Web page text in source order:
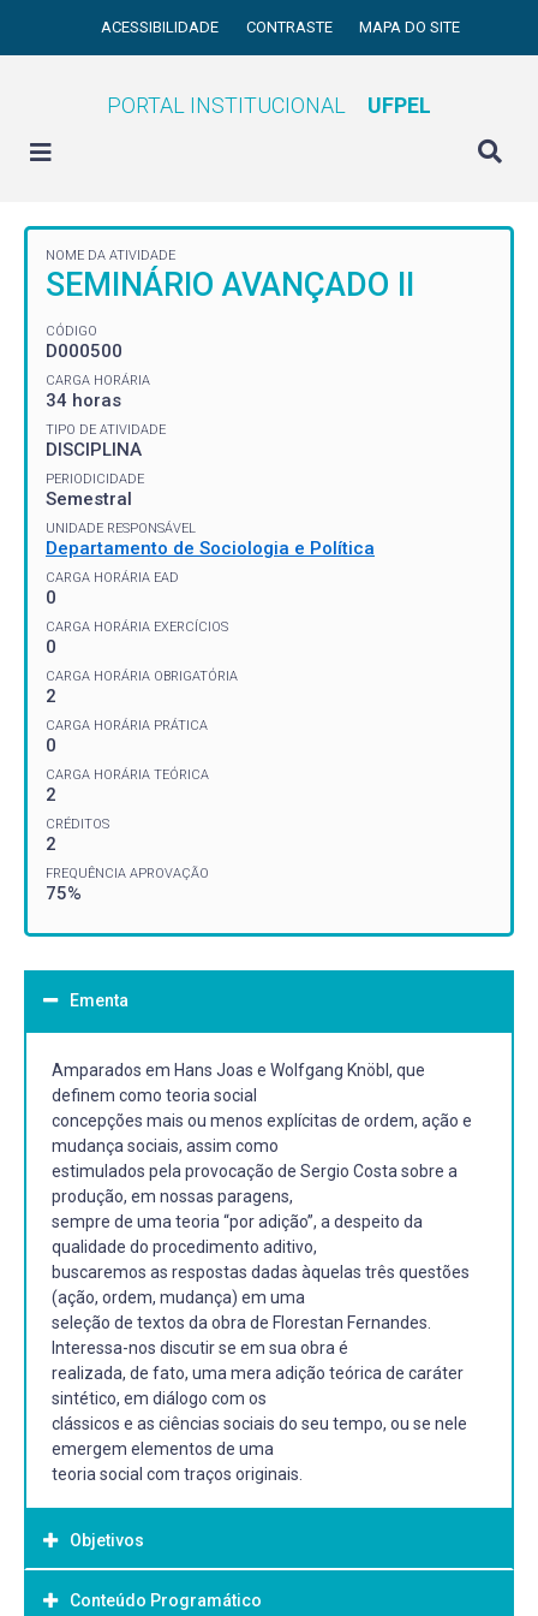
ACESSIBILIDADE CONTRASTE MAPA DO SITE
PORTAL INSTITUCIONAL UFPEL
NOME DA ATIVIDADE
SEMINÁRIO AVANÇADO II
CÓDIGO
D000500
CARGA HORÁRIA
34 horas
TIPO DE ATIVIDADE
DISCIPLINA
PERIODICIDADE
Semestral
UNIDADE RESPONSÁVEL
Departamento de Sociologia e Política
CARGA HORÁRIA EAD
0
CARGA HORÁRIA EXERCÍCIOS
0
CARGA HORÁRIA OBRIGATÓRIA
2
CARGA HORÁRIA PRÁTICA
0
CARGA HORÁRIA TEÓRICA
2
CRÉDITOS
2
FREQUÊNCIA APROVAÇÃO
75%
Ementa
Amparados em Hans Joas e Wolfgang Knöbl, que
definem como teoria social
concepções mais ou menos explícitas de ordem, ação e
mudança sociais, assim como
estimulados pela provocação de Sergio Costa sobre a
produção, em nossas paragens,
sempre de uma teoria “por adição”, a despeito da
qualidade do procedimento aditivo,
buscaremos as respostas dadas àquelas três questões
(ação, ordem, mudança) em uma
seleção de textos da obra de Florestan Fernandes.
Interessa-nos discutir se em sua obra é
realizada, de fato, uma mera adição teórica de caráter
sintético, em diálogo com os
clássicos e as ciências sociais do seu tempo, ou se nele
emergem elementos de uma
teoria social com traços originais.
Objetivos
Objetivo Geral:
Conteúdo Programático